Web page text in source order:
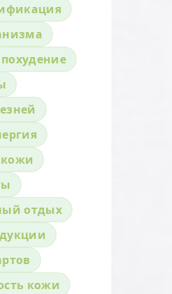
похудение
отдых
кожи